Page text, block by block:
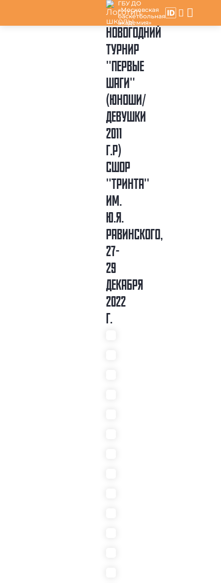
ГБУ ДО
«Московская
баскетбольная
академия»
НОВОГОДНИЙ
ТУРНИР
"ПЕРВЫЕ
ШАГИ"
(ЮНОШИ/
ДЕВУШКИ
2011
Г.Р)
СШОР
"ТРИНТА"
ИМ.
Ю.Я.
РАВИНСКОГО,
27-
29
ДЕКАБРЯ
2022
Г.